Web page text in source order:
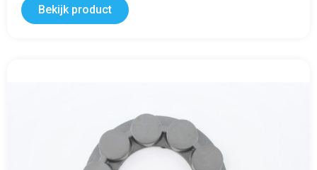
Bekijk product